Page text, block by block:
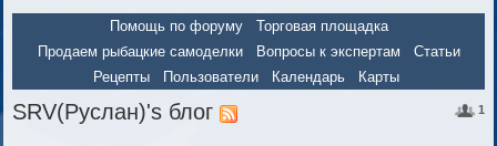
Помощь по форуму
Торговая площадка
Продаем рыбацкие самоделки
Вопросы к экспертам
Статьи
Рецепты
Пользователи Календарь Карты
1
SRV(Руслан)'s блог